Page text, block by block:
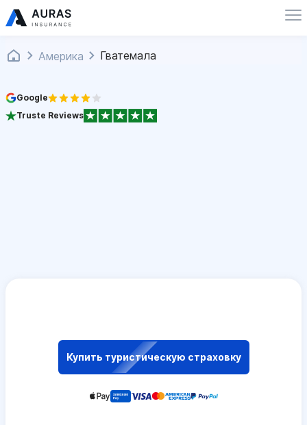
Америка Гватемала
Google
Truste Reviews
Купить туристическую страховку